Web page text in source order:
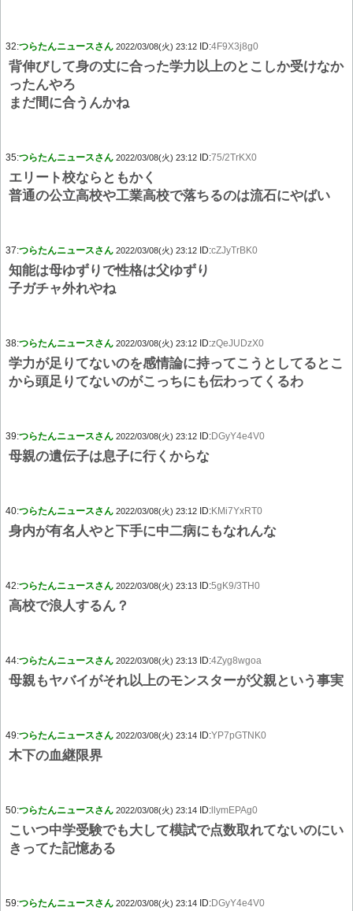
32:つらたんニュースさん 2022/03/08(火) 23:12 ID:4F9X3j8g0
背伸びして身の丈に合った学力以上のとこしか受けなか
ったんやろ
まだ間に合うんかね
35:つらたんニュースさん 2022/03/08(火) 23:12 ID:75/2TrKX0
エリート校ならともかく
普通の公立高校や工業高校で落ちるのは流石にやばい
37:つらたんニュースさん 2022/03/08(火) 23:12 ID:cZJyTrBK0
知能は母ゆずりで性格は父ゆずり
子ガチャ外れやね
38:つらたんニュースさん 2022/03/08(火) 23:12 ID:zQeJUDzX0
学力が足りてないのを感情論に持ってこうとしてるとこ
から頭足りてないのがこっちにも伝わってくるわ
39:つらたんニュースさん 2022/03/08(火) 23:12 ID:DGyY4e4V0
母親の遺伝子は息子に行くからな
40:つらたんニュースさん 2022/03/08(火) 23:12 ID:KMi7YxRT0
身内が有名人やと下手に中二病にもなれんな
42:つらたんニュースさん 2022/03/08(火) 23:13 ID:5gK9/3TH0
高校で浪人するん？
44:つらたんニュースさん 2022/03/08(火) 23:13 ID:4Zyg8wgoa
母親もヤバイがそれ以上のモンスターが父親という事実
49:つらたんニュースさん 2022/03/08(火) 23:14 ID:YP7pGTNK0
木下の血継限界
50:つらたんニュースさん 2022/03/08(火) 23:14 ID: llymEPAg0
こいつ中学受験でも大して模試で点数取れてないのにい
きってた記憶ある
59:つらたんニュースさん 2022/03/08(火) 23:14 ID:DGyY4e4V0